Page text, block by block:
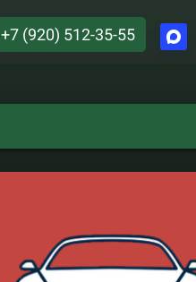
+7 (920) 512-35-55